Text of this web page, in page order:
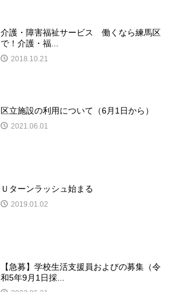
介護・障害福祉サービス 働くなら練馬区
で！介護・福...
2018.10.21
区立施設の利用について（6月1日から）
2021.06.01
Ｕターンラッシュ始まる
2019.01.02
【急募】学校生活支援員およびの募集（令
和5年9月1日採...